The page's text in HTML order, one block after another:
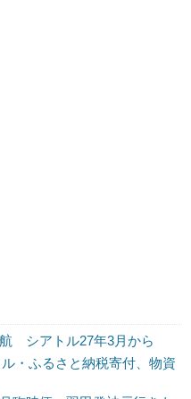
シアトル27年3月から
・ふるさと納税寄付、物資